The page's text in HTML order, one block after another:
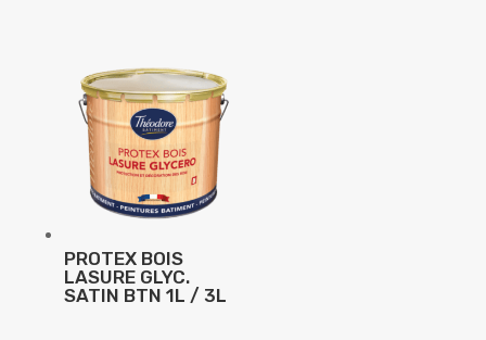
PROTEX BOIS
LASURE GLYC.
SATIN BTN 1L / 3L